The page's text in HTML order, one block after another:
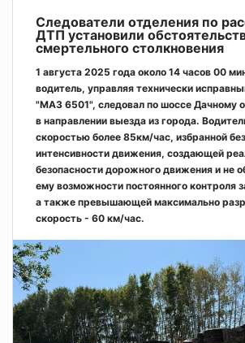
Следователи отделения по
ДТП установили
смертельного столкновения
1 августа 2025 года около 14 часов 00
водитель, управляя технически
"МАЗ 6501", следовал по шоссе Дачному
в направлении выезда из города.
скоростью более 85км/час, избранной
интенсивности движения, создающей
безопасности дорожного движения и не
ему возможности постоянного контроля
а также превышающей максимально
скорость - 60 км/час.